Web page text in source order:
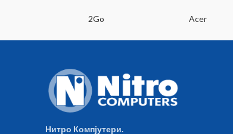
2Go Acer
Нитро Компјутери.